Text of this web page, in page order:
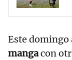
Este
mangacon